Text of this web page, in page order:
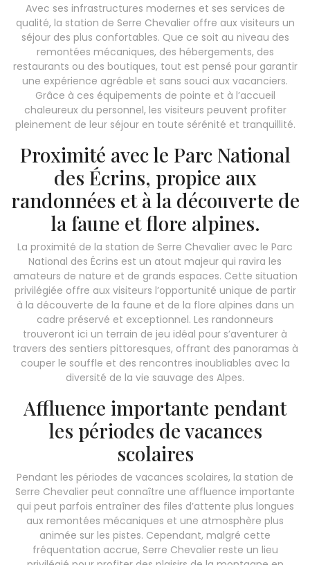
Avec ses infrastructures modernes et ses services de
qualité, la station de Serre Chevalier offre aux visiteurs un
séjour des plus confortables. Que ce soit au niveau des
remontées mécaniques, des hébergements, des
restaurants ou des boutiques, tout est pensé pour garantir
une expérience agréable et sans souci aux vacanciers.
Grâce à ces équipements de pointe et à l’accueil
chaleureux du personnel, les visiteurs peuvent profiter
pleinement de leur séjour en toute sérénité et tranquillité.
Proximité avec le Parc National
des Écrins, propice aux
randonnées et à la découverte de
la faune et flore alpines.
La proximité de la station de Serre Chevalier avec le Parc
National des Écrins est un atout majeur qui ravira les
amateurs de nature et de grands espaces. Cette situation
privilégiée offre aux visiteurs l’opportunité unique de partir
à la découverte de la faune et de la flore alpines dans un
cadre préservé et exceptionnel. Les randonneurs
trouveront ici un terrain de jeu idéal pour s’aventurer à
travers des sentiers pittoresques, offrant des panoramas à
couper le souffle et des rencontres inoubliables avec la
diversité de la vie sauvage des Alpes.
Affluence importante pendant
les périodes de vacances
scolaires
Pendant les périodes de vacances scolaires, la station de
Serre Chevalier peut connaître une affluence importante
qui peut parfois entraîner des files d’attente plus longues
aux remontées mécaniques et une atmosphère plus
animée sur les pistes. Cependant, malgré cette
fréquentation accrue, Serre Chevalier reste un lieu